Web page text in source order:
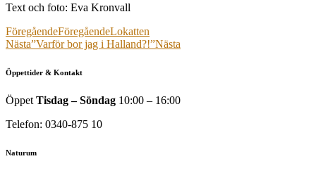
Text och foto: Eva Kronvall
FöregåendeFöregåendeLokatten
Nästa”Varför bor jag i Halland?!”Nästa
Öppettider & Kontakt
Öppet Tisdag – Söndag 10:00 – 16:00
Telefon: 0340-875 10
Naturum